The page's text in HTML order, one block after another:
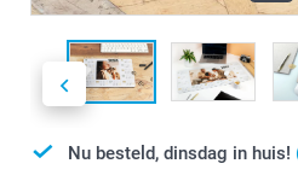
Nu besteld, dinsdag in huis!